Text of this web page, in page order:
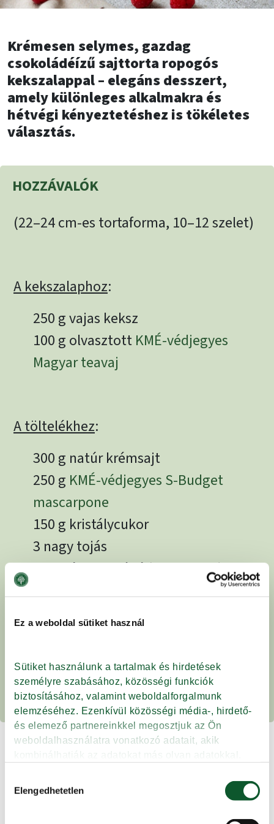
Ez a weboldal sütiket használ
Sütiket használunk a tartalmak és hirdetések
személyre szabásához, közösségi funkciók
biztosításához, valamint weboldalforgalmunk
elemzéséhez. Ezenkívül közösségi média-, hirdető-
és elemező partnereinkkel megosztjuk az Ön
weboldalhasználatra vonatkozó adatait, akik
kombinálhatják az adatokat más olyan adatokkal,
kiválasztása
Elengedhetetlen
Krémesen selymes, gazdag
csokoládéízű sajttorta ropogós
kekszalappal – elegáns desszert,
amely különleges alkalmakra és
hétvégi kényeztetéshez is tökéletes
választás.
HOZZÁVALÓK
(22–24 cm-es tortaforma, 10–12 szelet)
A kekszalaphoz:
250 g vajas keksz
100 g olvasztott KMÉ-védjegyes
Magyar teavaj
A töltelékhez:
300 g natúr krémsajt
250 g KMÉ-védjegyes S-Budget
mascarpone
150 g kristálycukor
3 nagy tojás
200 g étcsokoládé (60-70%-os),
felolvasztva és kissé lehűtve
1 teáskanál vaníliakivonat
1 evőkanál cukrozatlan kakaópor
(opcionális, ha intenzívebb
csokoládéízt szeretnél)
ELKÉSZÍTÉSE
A kekszet daráld finomra, keverd össze
az olvasztott vajjal, majd nyomkodd